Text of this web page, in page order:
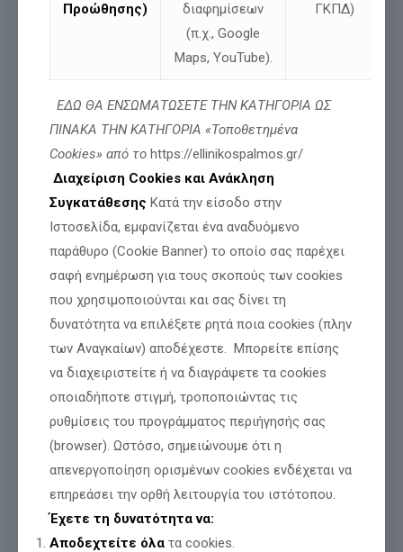
Μοιράσου
Σχετικές αναρτήσεις
Νίκος Παπαδόπουλος: Δήλωση για ψευδές
δημοσίευμα και αποκατάσταση της
αλήθειας
Διαβάστε περισσότερα
Προώθησης)
διαφημίσεων
(π.χ., Google
Maps, YouTube).
ΓΚΠΔ)
ΕΔΩ ΘΑ ΕΝΣΩΜΑΤΩΣΕΤΕ ΤΗΝ ΚΑΤΗΓΟΡΙΑ ΩΣ
ΠΙΝΑΚΑ ΤΗΝ ΚΑΤΗΓΟΡΙΑ «Τοποθετημένα
Cookies» από το https://ellinikospalmos.gr/
Διαχείριση Cookies και Ανάκληση
Συγκατάθεσης Κατά την είσοδο στην
Ιστοσελίδα, εμφανίζεται ένα αναδυόμενο
παράθυρο (Cookie Banner) το οποίο σας παρέχει
σαφή ενημέρωση για τους σκοπούς των cookies
που χρησιμοποιούνται και σας δίνει τη
δυνατότητα να επιλέξετε ρητά ποια cookies (πλην
των Αναγκαίων) αποδέχεστε. Μπορείτε επίσης
να διαχειριστείτε ή να διαγράψετε τα cookies
οποιαδήποτε στιγμή, τροποποιώντας τις
ρυθμίσεις του προγράμματος περιήγησής σας
(browser). Ωστόσο, σημειώνουμε ότι η
απενεργοποίηση ορισμένων cookies ενδέχεται να
επηρεάσει την ορθή λειτουργία του ιστότοπου.
Έχετε τη δυνατότητα να:
Αποδεχτείτε όλα τα cookies.